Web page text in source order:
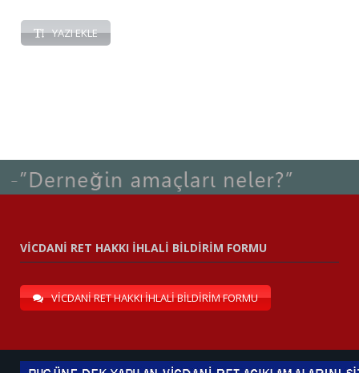
YAZI EKLE
VİCDANİ RET HAKKI İHLALİ BİLDİRİM FORMU
VİCDANİ RET HAKKI İHLALİ BİLDİRİM FORMU